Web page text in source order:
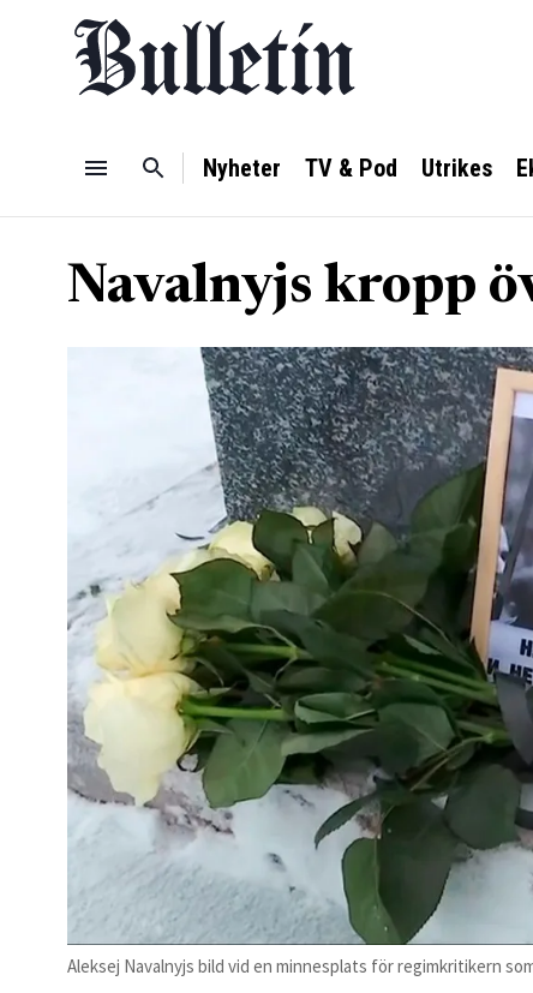
Nyheter TV & Pod Utrikes
Navalnyjs kropp
Aleksej Navalnyjs bild vid en minnesplats för regimkritikern